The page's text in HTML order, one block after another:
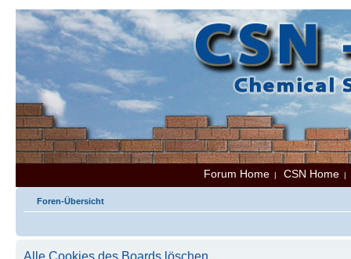
Forum Home | CSN Home
Foren-Übersicht
Alle Cookies des Boards löschen